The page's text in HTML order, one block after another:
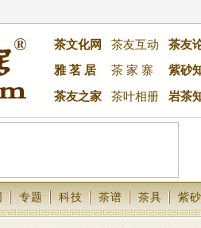
茶文化网 茶友互动
茶友
雅 茗 居
茶 家 寨 紫砂
茶友之家 茶叶相册 岩茶
专题 科技 茶谱 茶具 紫砂